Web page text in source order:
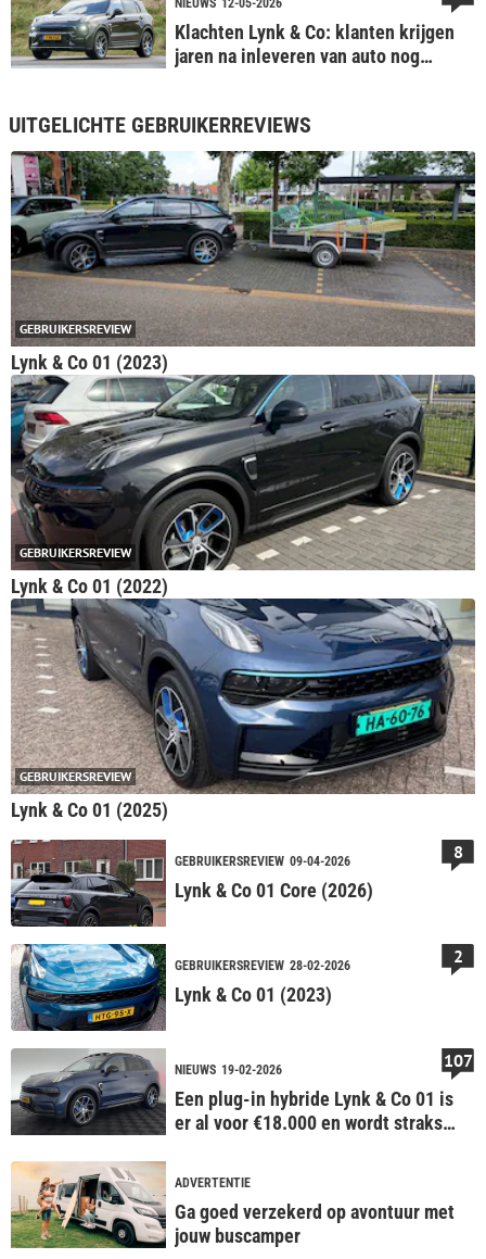
NIEUWS 12-05-2026
Klachten Lynk & Co: klanten krijgen
jaren na inleveren van auto nog
UITGELICHTE GEBRUIKERREVIEWS
GEBRUIKERSREVIEW
Lynk & Co 01 (2023)
GEBRUIKERSREVIEW
Lynk & Co 01 (2022)
GEBRUIKERSREVIEW
Lynk & Co 01 (2025)
GEBRUIKERSREVIEW 09-04-2026
Lynk & Co 01 Core (2026)
8
GEBRUIKERSREVIEW 28-02-2026
Lynk & Co 01 (2023)
2
NIEUWS 19-02-2026
Een plug-in hybride Lynk & Co 01 is
er al voor €18.000 en wordt straks
107
ADVERTENTIE
Ga goed verzekerd op avontuur met
jouw buscamper